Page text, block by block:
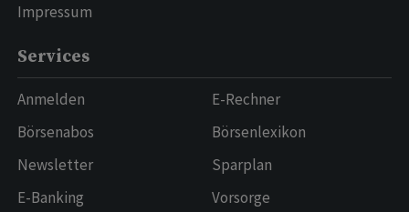
Impressum
Services
Anmelden
Börsenabos
Newsletter
E-Banking
E-Rechner
Börsenlexikon
Sparplan
Vorsorge